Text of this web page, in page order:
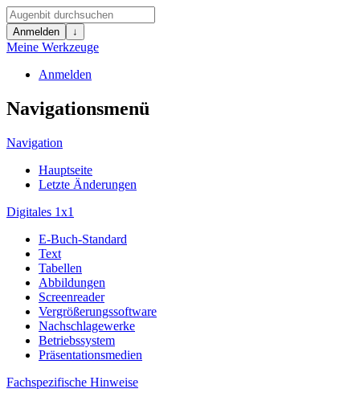
Anmelden ↓
Meine Werkzeuge
Anmelden
Navigationsmenü
Navigation
Hauptseite
Letzte Änderungen
Digitales 1x1
E-Buch-Standard
Text
Tabellen
Abbildungen
Screenreader
Vergrößerungssoftware
Nachschlagewerke
Betriebssystem
Präsentationsmedien
Fachspezifische Hinweise